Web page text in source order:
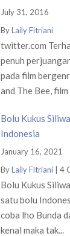
July 31, 2016
ByLaily Fitriani
twitter.com
penuh
pada film
and The Bee,
Bolu Kukus
Indonesia
January 16, 2021
ByLaily Fitriani| 4
Bolu Kukus
satu bolu
coba lho Bunda
kenal maka tak...